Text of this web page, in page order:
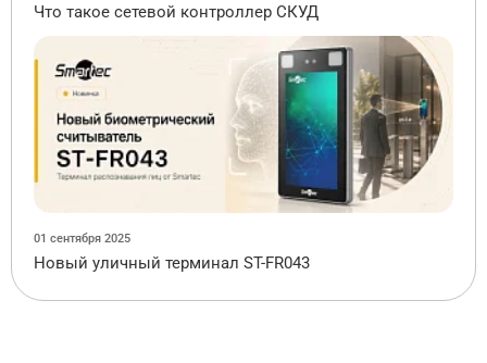
Что такое сетевой контроллер СКУД
01 сентября 2025
Новый уличный терминал ST-FR043